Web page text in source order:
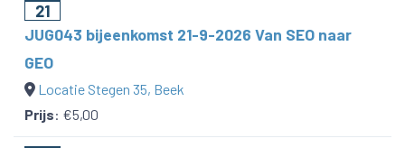
21
JUG043 bijeenkomst 21-9-2026 Van SEO naar
GEO
Locatie Stegen 35, Beek
Prijs: €5,00